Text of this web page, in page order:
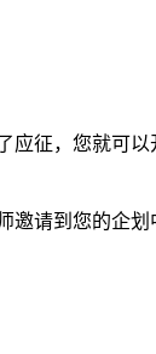
，您就可以
请到您的企划